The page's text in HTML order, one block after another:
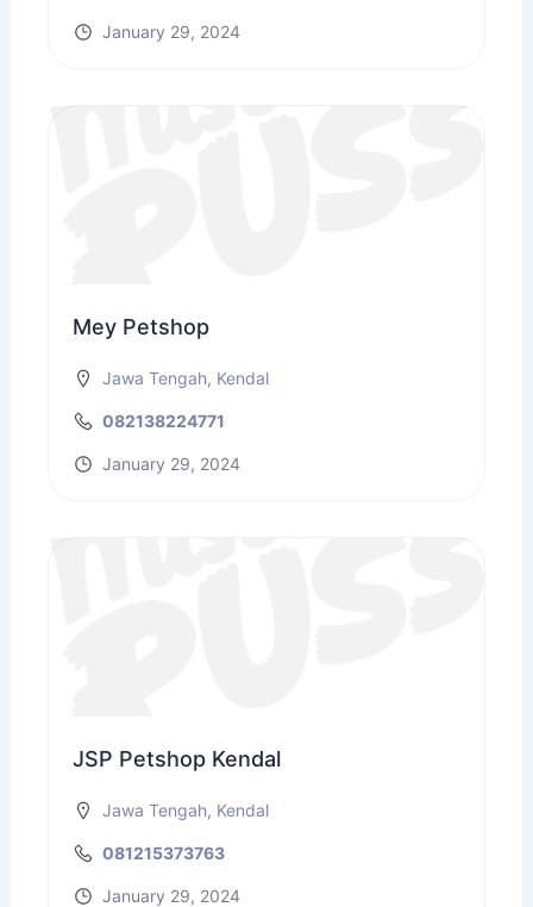
January 29, 2024
Mey Petshop
Jawa Tengah, Kendal
082138224771
January 29, 2024
JSP Petshop Kendal
Jawa Tengah, Kendal
081215373763
January 29, 2024